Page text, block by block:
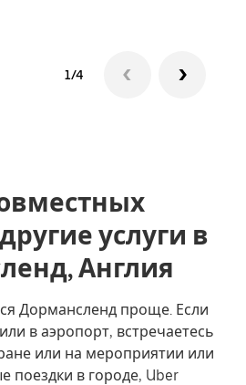
1/4
услуги в
Англия
Дормансленд проще. Если
в аэропорт, встречаетесь
или на мероприятии или
поездки в городе, Uber